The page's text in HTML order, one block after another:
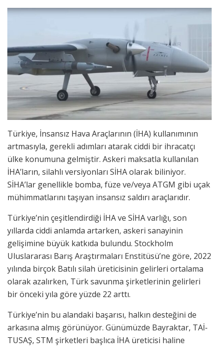
Türkiye, İnsansız Hava Araçlarının (İHA) kullanımının
artmasıyla, gerekli adımları atarak ciddi bir ihracatçı
ülke konumuna gelmiştir. Askeri maksatla kullanılan
İHA’ların, silahlı versiyonları SİHA olarak biliniyor.
SİHA’lar genellikle bomba, füze ve/veya ATGM gibi uçak
mühimmatlarını taşıyan insansız saldırı araçlarıdır.
Türkiye’nin çeşitlendirdiği İHA ve SİHA varlığı, son
yıllarda ciddi anlamda artarken, askeri sanayinin
gelişimine büyük katkıda bulundu. Stockholm
Uluslararası Barış Araştırmaları Enstitüsü’ne göre, 2022
yılında birçok Batılı silah üreticisinin gelirleri ortalama
olarak azalırken, Türk savunma şirketlerinin gelirleri
bir önceki yıla göre yüzde 22 arttı.
Türkiye’nin bu alandaki başarısı, halkın desteğini de
arkasına almış görünüyor. Günümüzde Bayraktar, TAİ-
TUSAŞ, STM şirketleri başlıca İHA üreticisi haline